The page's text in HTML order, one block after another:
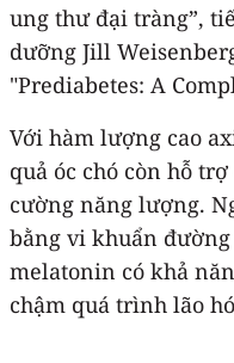
ung thư đại tràng”,
dưỡng Jill
"Prediabetes: A
Với hàm lượng cao
quả óc chó còn hỗ
cường năng lượng.
bằng vi khuẩn
melatonin có khả
chậm quá trình lão